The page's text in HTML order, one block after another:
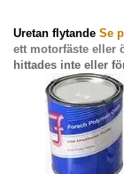
Uretan flytande Se
ett motorfäste eller
hittades inte eller